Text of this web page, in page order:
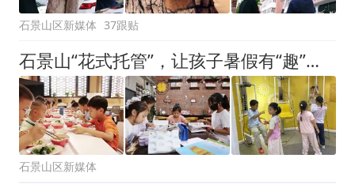
石景山区新媒体 37跟贴
石景山“花式托管”，让孩子暑假有“趣”处！
石景山区新媒体